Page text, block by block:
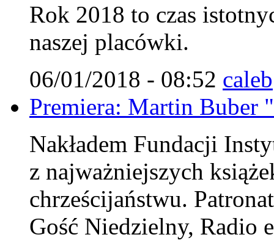
Rok 2018 to czas
naszej placówki.
06/01/2018 - 08:52 caleb
Premiera: Martin Buber
Nakładem Fundacji
z najważniejszych
chrześcijaństwu.
Gość Niedzielny, Radio